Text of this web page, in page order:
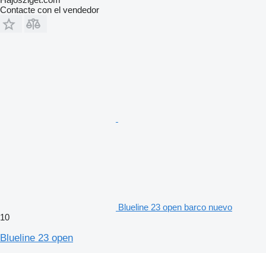
Contacte con el vendedor
Blueline 23 open barco nuevo
10
Blueline 23 open